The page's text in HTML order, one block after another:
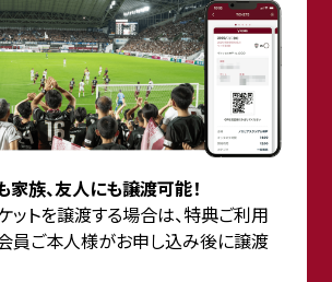
族、友人にも譲渡可能！
ットを譲渡する場合は、特典ご利用
員ご本人様がお申し込み後に譲渡